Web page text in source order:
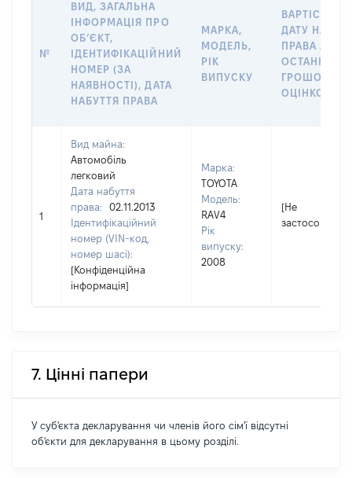
№
ВИД, ЗАГАЛЬНА
ІНФОРМАЦІЯ ПРО
ОБʼЄКТ,
ІДЕНТИФІКАЦІЙНИЙ
НОМЕР (ЗА
НАЯВНОСТІ), ДАТА
НАБУТТЯ ПРАВА
МАРКА,
МОДЕЛЬ,
РІК
ВИПУСКУ
ВАРТІСТЬ НА
ДАТУ
ПРАВА АБО
ГРОШОВОЮ
ОЦІНКОЮ,
1
Вид майна:
Автомобіль
легковий
Дата набуття
права:
02.11.2013
Ідентифікаційний
номер (VIN-код,
номер шасі):
[Конфіденційна
інформація]
Марка:
TOYOTA
Модель:
RAV4
Рік
випуску:
2008
[Не
7. Цінні папери
У суб'єкта декларування чи членів його сім'ї відсутні
об'єкти для декларування в цьому розділі.